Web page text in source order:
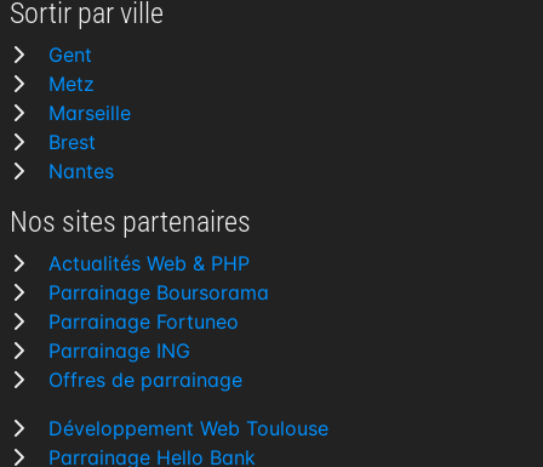
Sortir par ville
Gent
Metz
Marseille
Brest
Nantes
Nos sites partenaires
Actualités Web & PHP
Parrainage Boursorama
Parrainage Fortuneo
Parrainage ING
Offres de parrainage
Développement Web Toulouse
Parrainage Hello Bank